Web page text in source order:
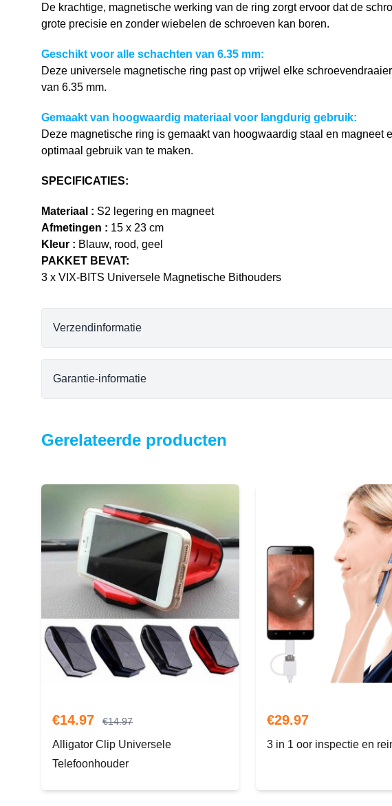
De krachtige, magnetische werking van de ring zorgt ervoor dat de
grote precisie en zonder wiebelen de schroeven kan boren.
Geschikt voor alle schachten van 6.35 mm:
Deze universele magnetische ring past op vrijwel elke
van 6.35 mm.
Gemaakt van hoogwaardig materiaal voor langdurig gebruik:
Deze magnetische ring is gemaakt van hoogwaardig staal en magneet
optimaal gebruik van te maken.
SPECIFICATIES:
Materiaal : S2 legering en magneet
Afmetingen : 15 x 23 cm
Kleur : Blauw, rood, geel
PAKKET BEVAT:
3 x VIX-BITS Universele Magnetische Bithouders
Verzendinformatie
Garantie-informatie
Gerelateerde producten
€14.97 €14.97
Alligator Clip Universele
Telefoonhouder
€29.97
3 in 1 oor inspectie en